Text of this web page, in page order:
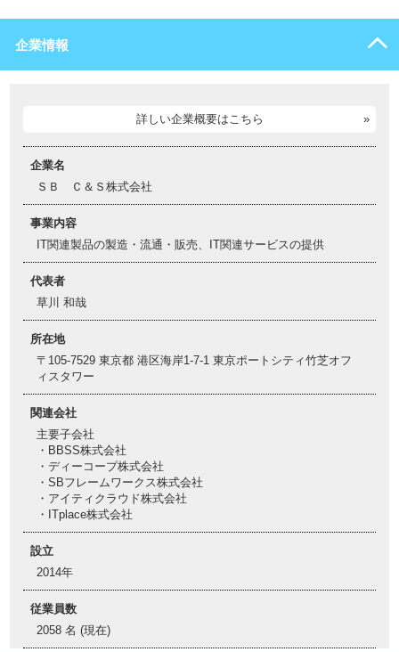
企業情報
詳しい企業概要はこちら
企業名
ＳＢ Ｃ＆Ｓ株式会社
事業内容
IT関連製品の製造・流通・販売、IT関連サービスの提供
代表者
草川 和哉
所在地
〒105-7529 東京都 港区海岸1-7-1 東京ポートシティ竹芝オフ
ィスタワー
関連会社
主要子会社
・BBSS株式会社
・ディーコープ株式会社
・SBフレームワークス株式会社
・アイティクラウド株式会社
・ITplace株式会社
設立
2014年
従業員数
2058 名 (現在)